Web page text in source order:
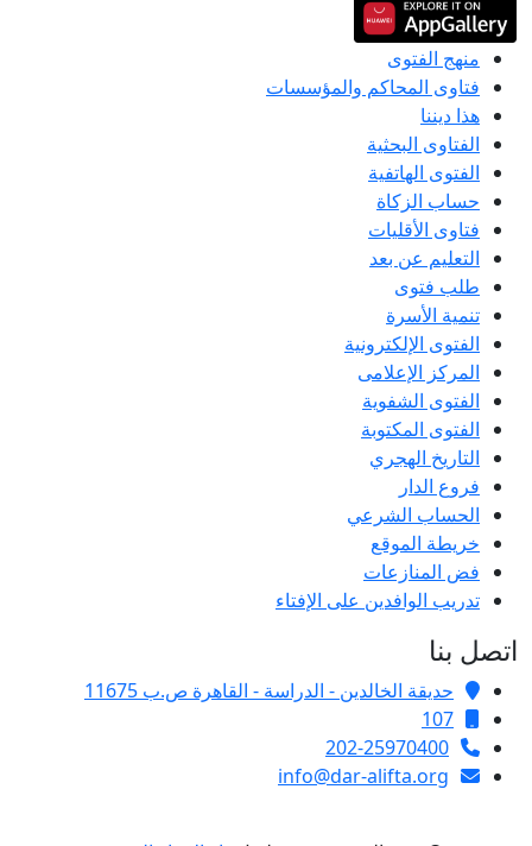
منهج الفتوى
فتاوى المحاكم والمؤسسات
هذا ديننا
الفتاوى البحثية
الفتوى الهاتفية
حساب الزكاة
فتاوى الأقليات
التعليم عن بعد
طلب فتوى
تنمية الأسرة
الفتوى الإلكترونية
المركز الإعلامى
الفتوى الشفوية
الفتوى المكتوبة
التاريخ الهجري
فروع الدار
الحساب الشرعي
خريطة الموقع
فض المنازعات
تدريب الوافدين على الإفتاء
اتصل بنا
حديقة الخالدين - الدراسة - القاهرة ص.ب 11675
107
202-25970400
info@dar-alifta.org